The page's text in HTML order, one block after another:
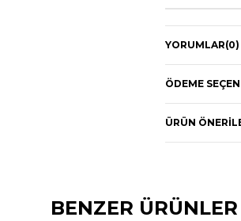
YORUMLAR(0)
ÖDEME
ÜRÜN
BENZER ÜRÜNLER